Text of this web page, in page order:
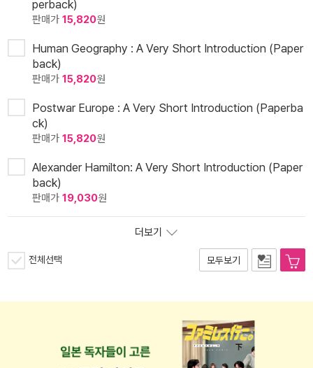
perback)
판매가 15,820원
Human Geography : A Very Short Introduction (Paper
back)
판매가 15,820원
Postwar Europe : A Very Short Introduction (Paperba
ck)
판매가 15,820원
Alexander Hamilton: A Very Short Introduction (Paper
back)
판매가 19,030원
더보기
전체선택 모두보기